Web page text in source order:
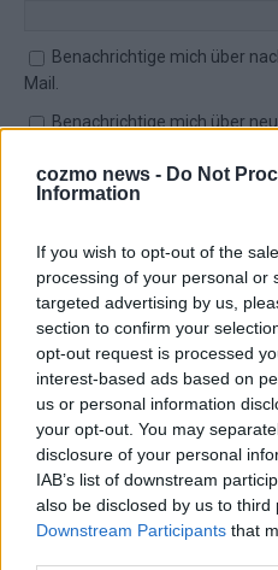
cozmo news - Do Not
Information
If you wish to opt-out of the
processing of your personal or
targeted advertising by us,
section to confirm your
opt-out request is processed
interest-based ads based on
us or personal information
your opt-out. You may
disclosure of your personal
IAB’s list of downstream
also be disclosed by us to third
Downstream Participants that
Benachrichtige mich über
Mail.
Benachrichtige mich über
TOP STORIES
EXTRA